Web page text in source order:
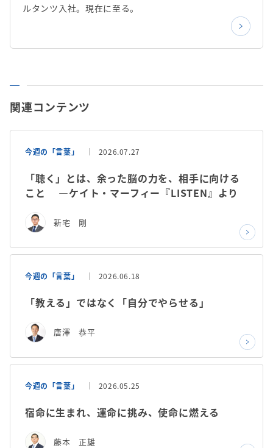
ルタンツ入社。現在に至る。
関連コンテンツ
今週の「言葉」 2026.07.27
「聴く」とは、余った脳の力を、相手に向ける
こと ―ケイト・マーフィー『LISTEN』より
新宅 剛
今週の「言葉」 2026.06.18
「教える」ではなく「自分でやらせる」
唐澤 恭平
今週の「言葉」 2026.05.25
宿命に生まれ、運命に挑み、使命に燃える
藤本 正雄